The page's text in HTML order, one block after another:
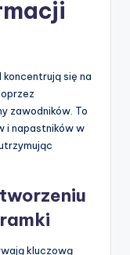
się na
zawodników. To
i napastników w
kluczową